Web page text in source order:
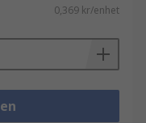
0,369 kr/enhet